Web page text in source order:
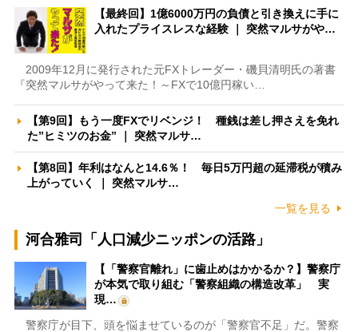
【最終回】1億6000万円の負債と引き換えに手に
入れたプライスレスな経験 ｜ 突然マルサがや…
2009年12月に発行された元FXトレーダー・磯貝清明氏の著書
『突然マルサがやって来た！～FXで10億円稼い…
【第9回】もう一度FXでリベンジ！ 種銭は差し押さえを免れ
た”ヒミツのお金” ｜ 突然マルサ…
【第8回】年利はなんと14.6％！ 毎日5万円超の延滞税が積み
上がっていく ｜ 突然マルサ…
一覧を見る
河合雅司「人口減少ニッポンの活路」
【「警察官離れ」に歯止めはかかるか？】警察庁
が本気で取り組む「警察組織の構造改革」 実
現…
警察庁が目下、頭を悩ませているのが「警察官不足」だ。警察